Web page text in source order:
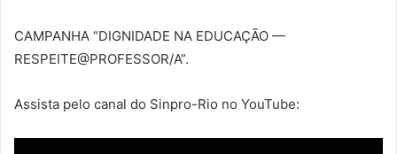
CAMPANHA “DIGNIDADE NA EDUCAÇÃO —
RESPEITE@PROFESSOR/A”.
Assista pelo canal do Sinpro-Rio no YouTube: